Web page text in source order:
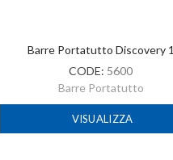
Barre Portatutto Discovery 1
CODE: 5600
Barre Portatutto
VISUALIZZA